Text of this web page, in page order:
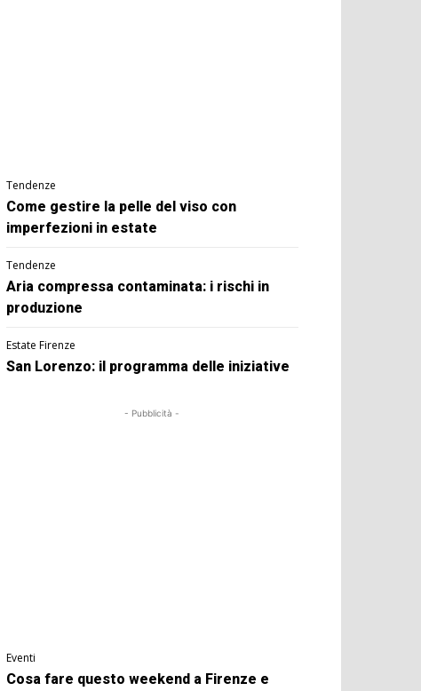
Tendenze
Come gestire la pelle del viso con
imperfezioni in estate
Tendenze
Aria compressa contaminata: i rischi in
produzione
Estate Firenze
San Lorenzo: il programma delle iniziative
- Pubblicità -
Eventi
Cosa fare questo weekend a Firenze e